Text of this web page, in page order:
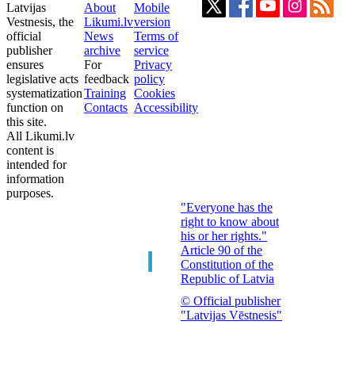
Latvijas
Vestnesis, the
official
publisher
ensures
legislative acts
systematization
function on
this site.
All Likumi.lv
content is
intended for
information
purposes.
About
Likumi.lv
News
archive
For
feedback
Training
Contacts
Mobile
version
Terms of
service
Privacy
policy
Cookies
Accessibility
"Everyone has the
right to know about
his or her rights."
Article 90 of the
Constitution of the
Republic of Latvia
© Official publisher
"Latvijas Vēstnesis"